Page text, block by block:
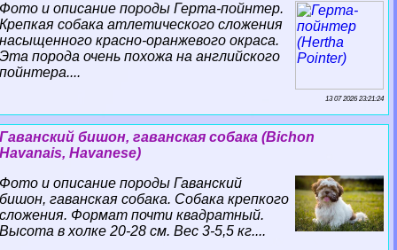
Фото и описание породы Герта-пойнтер.
Крепкая собака атлетического сложения
насыщенного красно-оранжевого окраса.
Эта порода очень похожа на английского
пойнтера....
13 07 2026 23:21:24
Гаванский бишон, гаванская собака (Bichon
Havanais, Havanese)
Фото и описание породы Гаванский
бишон, гаванская собака. Собака крепкого
сложения. Формат почти квадратный.
Высота в холке 20-28 см. Вес 3-5,5 кг....